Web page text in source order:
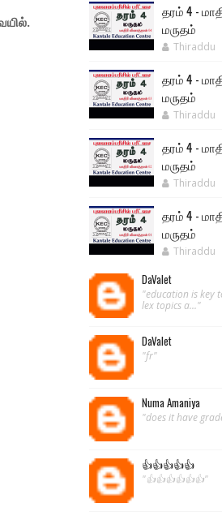
தரம் 4 -
மருதம்
Thiraddu
தரம் 4 -
மருதம்
Thiraddu
தரம் 4 -
மருதம்
Thiraddu
தரம் 4 -
மருதம்
Thiraddu
DaValet
"education is key
lex topics a..."
DaValet
"fr"
Numa Amaniya
"does it have
👍👍👍👍👍
"👍👍👍👍👍👍"